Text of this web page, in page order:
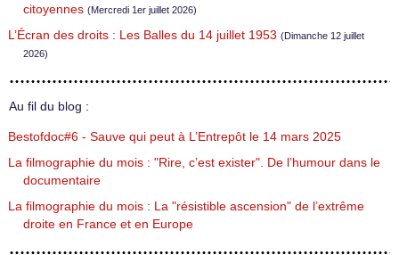
citoyennes (Mercredi 1er juillet 2026)
L’Écran des droits : Les Balles du 14 juillet 1953 (Dimanche 12 juillet
2026)
Au fil du blog :
Bestofdoc#6 - Sauve qui peut à L’Entrepôt le 14 mars 2025
La filmographie du mois : "Rire, c’est exister". De l’humour dans le
documentaire
La filmographie du mois : La "résistible ascension" de l’extrême
droite en France et en Europe